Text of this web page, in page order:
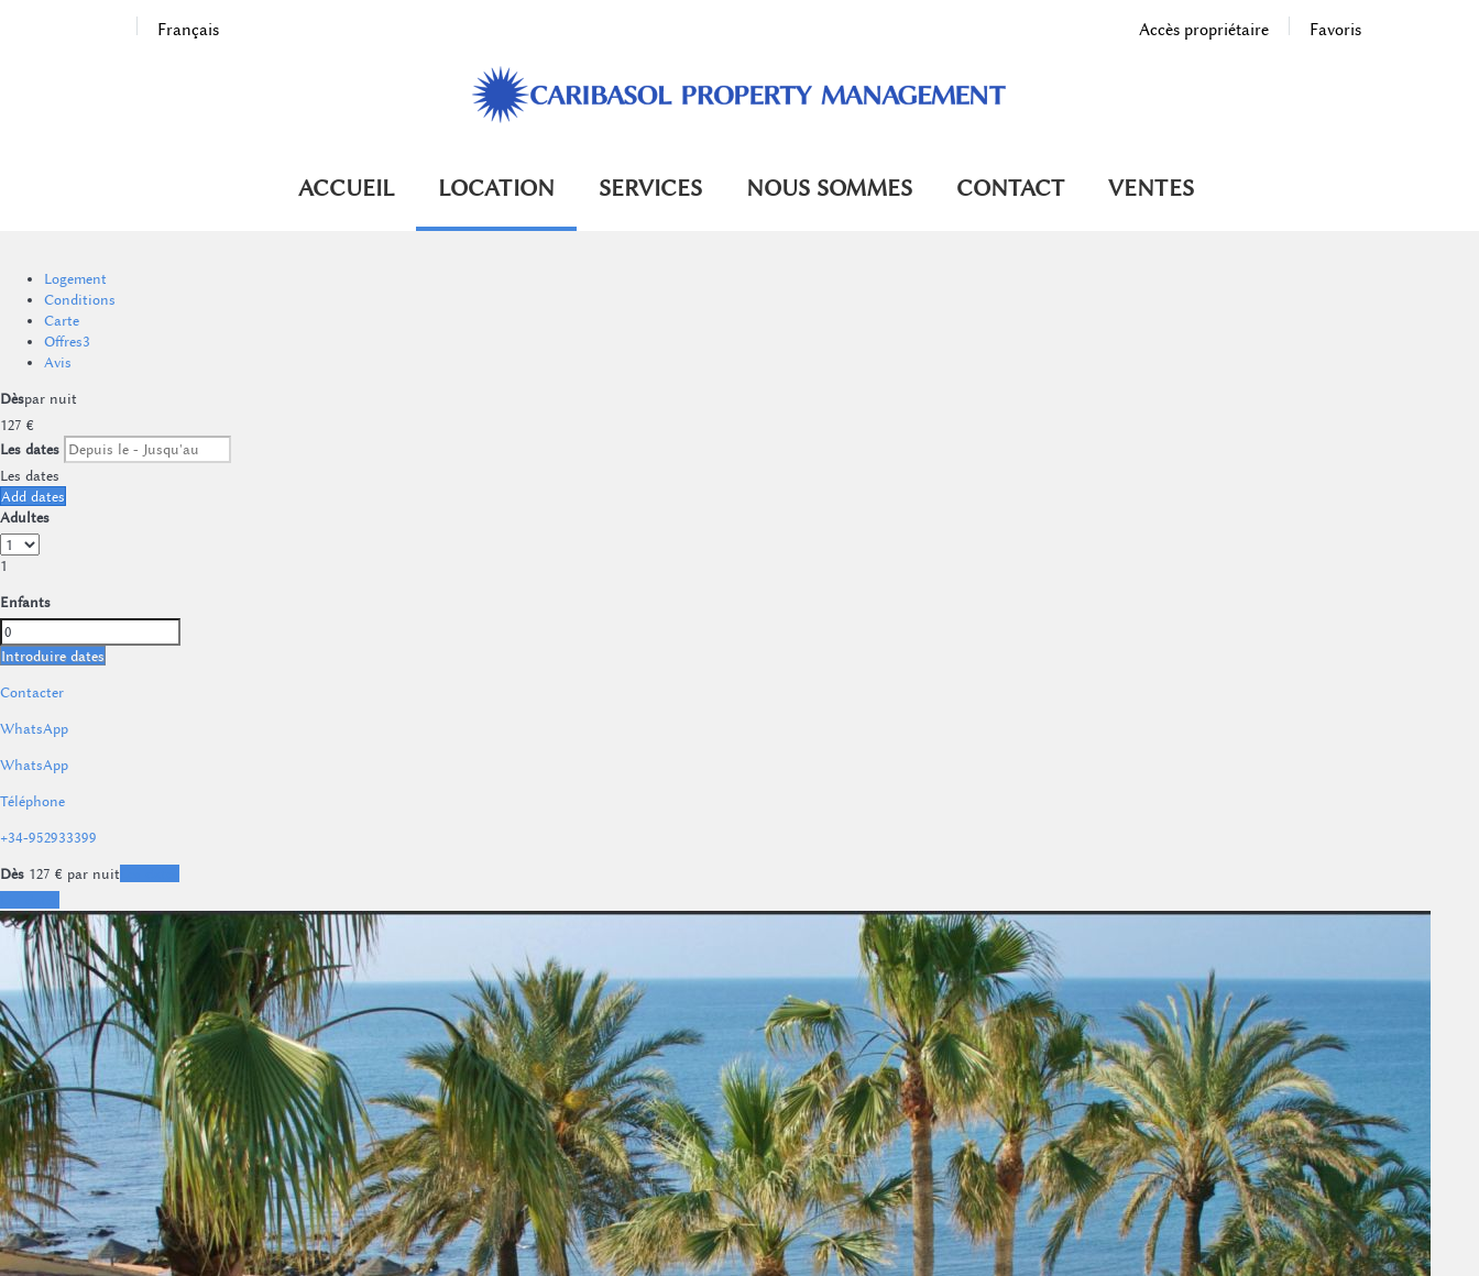
Français Favoris
Accès propriétaire
ACCUEIL LOCATION SERVICES NOUS SOMMES CONTACT VENTES
Logement
Conditions
Carte
Offres3
Avis
Dèspar nuit
127 €
Les dates
Les dates
Add dates
Adultes
1
Enfants
Introduire dates
Contacter
WhatsApp
WhatsApp
Téléphone
+34-952933399
Dès 127 € par nuit